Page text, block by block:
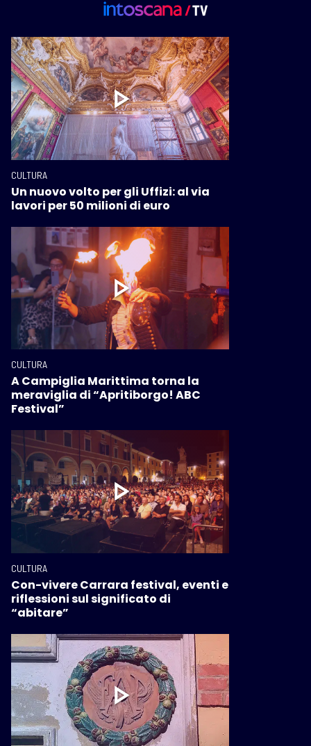
CULTURA
Un nuovo volto per gli Uffizi: al via
lavori per 50 milioni di euro
CULTURA
A Campiglia Marittima torna la
meraviglia di “Apritiborgo! ABC
Festival”
CULTURA
Con-vivere Carrara festival, eventi e
riflessioni sul significato di
“abitare”